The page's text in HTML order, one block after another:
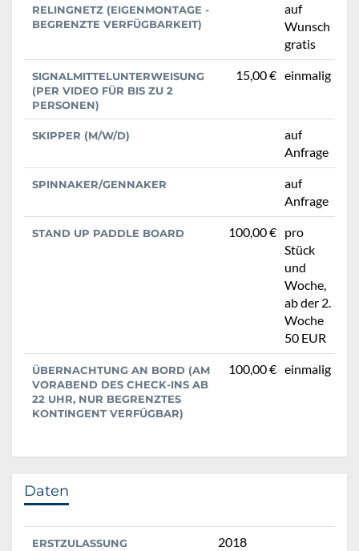
RELINGNETZ (EIGENMONTAGE -
BEGRENZTE VERFÜGBARKEIT)
auf
Wunsch
gratis
SIGNALMITTELUNTERWEISUNG
(PER VIDEO FÜR BIS ZU 2
PERSONEN)
15,00 € einmalig
SKIPPER (M/W/D)
auf
Anfrage
SPINNAKER/GENNAKER
auf
Anfrage
STAND UP PADDLE BOARD 100,00 € pro
Stück
und
Woche,
ab der 2.
Woche
50 EUR
ÜBERNACHTUNG AN BORD (AM
VORABEND DES CHECK-INS AB
22 UHR, NUR BEGRENZTES
KONTINGENT VERFÜGBAR)
100,00 € einmalig
Daten
ERSTZULASSUNG 2018